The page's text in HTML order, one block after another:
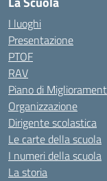
I luoghi
Presentazione
PTOF
RAV
Piano di
Organizzazione
Dirigente scolastica
Le carte della scuola
I numeri della scuola
La storia